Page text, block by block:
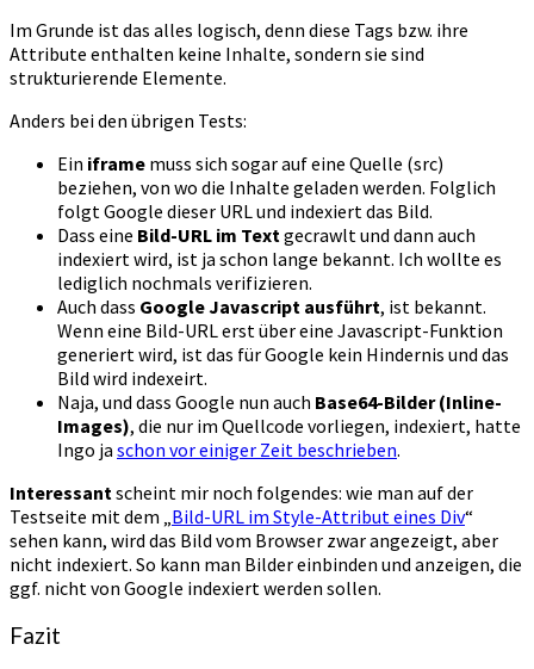
Im Grunde ist das alles logisch, denn diese Tags bzw. ihre
Attribute enthalten keine Inhalte, sondern sie sind
strukturierende Elemente.
Anders bei den übrigen Tests:
Ein iframe muss sich sogar auf eine Quelle (src)
beziehen, von wo die Inhalte geladen werden. Folglich
folgt Google dieser URL und indexiert das Bild.
Dass eine Bild-URL im Textgecrawlt und dann auch
indexiert wird, ist ja schon lange bekannt. Ich wollte es
lediglich nochmals verifizieren.
Auch dass Google Javascript ausführt, ist bekannt.
Wenn eine Bild-URL erst über eine Javascript-Funktion
generiert wird, ist das für Google kein Hindernis und das
Bild wird indexeirt.
Naja, und dass Google nun auch Base64-Bilder (Inline-
Images), die nur im Quellcode vorliegen, indexiert, hatte
Ingo ja schon vor einiger Zeit beschrieben.
Interessantscheint mir noch folgendes: wie man auf der
Testseite mit dem „Bild-URL im Style-Attribut eines Div“
sehen kann, wird das Bild vom Browser zwar angezeigt, aber
nicht indexiert. So kann man Bilder einbinden und anzeigen, die
ggf. nicht von Google indexiert werden sollen.
Fazit